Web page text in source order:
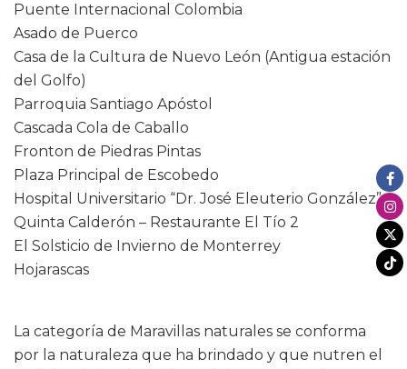
Puente Internacional Colombia
Asado de Puerco
Casa de la Cultura de Nuevo León (Antigua estación
del Golfo)
Parroquia Santiago Apóstol
Cascada Cola de Caballo
Fronton de Piedras Pintas
Plaza Principal de Escobedo
Hospital Universitario “Dr. José Eleuterio González”
Quinta Calderón – Restaurante El Tío 2
El Solsticio de Invierno de Monterrey
Hojarascas
La categoría de Maravillas naturales se conforma
por la naturaleza que ha brindado y que nutren el